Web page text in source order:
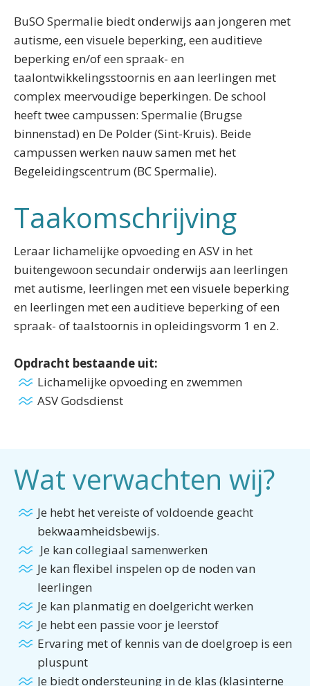
BuSO Spermalie biedt onderwijs aan jongeren met
autisme, een visuele beperking, een auditieve
beperking en/of een spraak- en
taalontwikkelingsstoornis en aan leerlingen met
complex meervoudige beperkingen. De school
heeft twee campussen: Spermalie (Brugse
binnenstad) en De Polder (Sint-Kruis). Beide
campussen werken nauw samen met het
Begeleidingscentrum (BC Spermalie).
Taakomschrijving
Leraar lichamelijke opvoeding en ASV in het
buitengewoon secundair onderwijs aan leerlingen
met autisme, leerlingen met een visuele beperking
en leerlingen met een auditieve beperking of een
spraak- of taalstoornis in opleidingsvorm 1 en 2.
Opdracht bestaande uit:
Lichamelijke opvoeding en zwemmen
ASV Godsdienst
Wat verwachten wij?
Je hebt het vereiste of voldoende geacht
bekwaamheidsbewijs.
Je kan collegiaal samenwerken
Je kan flexibel inspelen op de noden van
leerlingen
Je kan planmatig en doelgericht werken
Je hebt een passie voor je leerstof
Ervaring met of kennis van de doelgroep is een
pluspunt
Je biedt ondersteuning in de klas (klasinterne